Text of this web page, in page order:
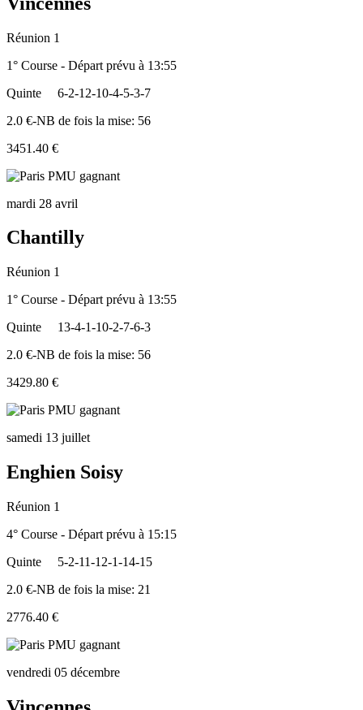
Réunion 1
1° Course - Départ prévu à 13:55
Quinte
6-2-12-10-4-5-3-7
2.0 €-NB de fois la mise: 56
3451.40 €
mardi 28 avril
Chantilly
Réunion 1
1° Course - Départ prévu à 13:55
Quinte
13-4-1-10-2-7-6-3
2.0 €-NB de fois la mise: 56
3429.80 €
samedi 13 juillet
Enghien Soisy
Réunion 1
4° Course - Départ prévu à 15:15
Quinte
5-2-11-12-1-14-15
2.0 €-NB de fois la mise: 21
2776.40 €
vendredi 05 décembre